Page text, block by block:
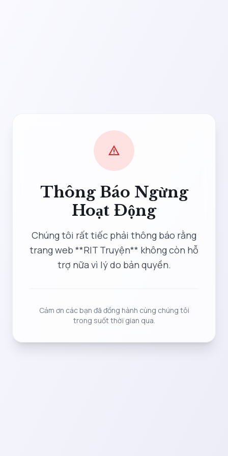
warning
Thông Báo Ngừng
Hoạt Động
Chúng tôi rất tiếc phải thông báo rằng
trang web **RIT Truyện** không còn hỗ
trợ nữa vì lý do bản quyền.
Cảm ơn các bạn đã đồng hành cùng chúng tôi
trong suốt thời gian qua.